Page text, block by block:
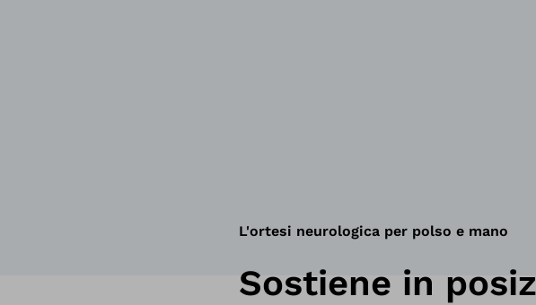
L'ortesi neurologica per polso e mano
Sostiene in